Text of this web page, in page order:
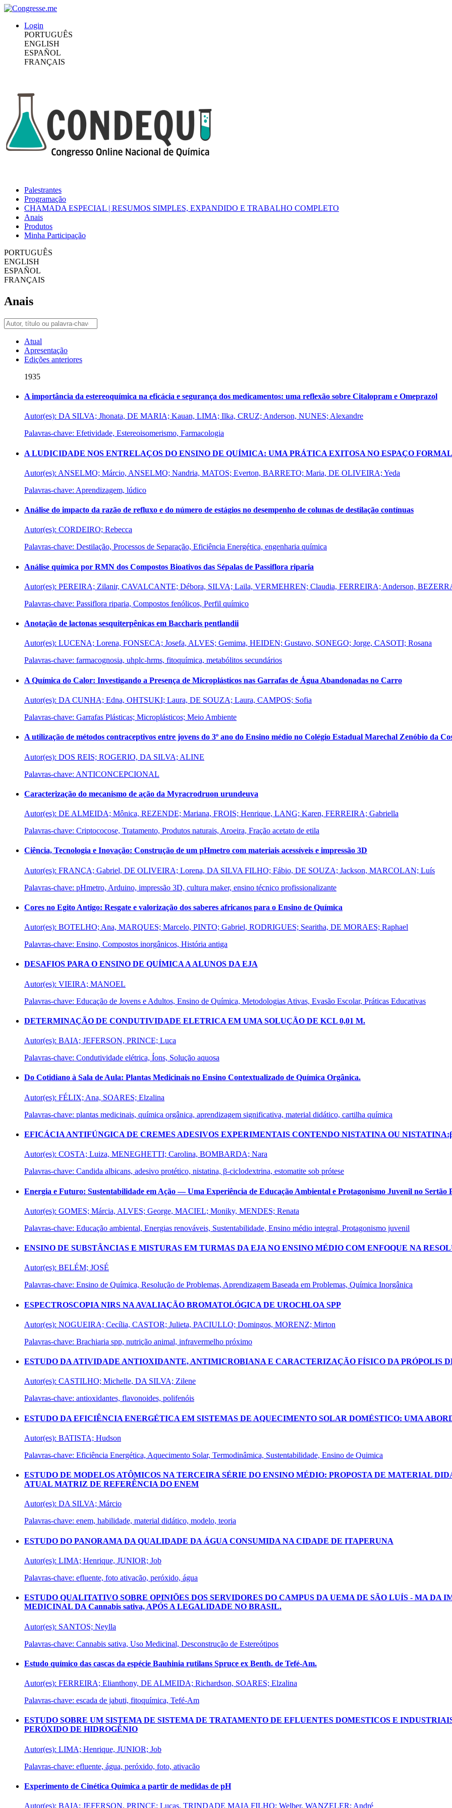
Login
PORTUGUÊS
ENGLISH
ESPAÑOL
FRANÇAIS
Palestrantes
Programação
CHAMADA ESPECIAL | RESUMOS SIMPLES, EXPANDIDO E TRABALHO COMPLETO
Anais
Produtos
Minha Participação
PORTUGUÊS
ENGLISH
ESPAÑOL
FRANÇAIS
Anais
Atual
Apresentação
Edições anteriores
1935
A importância da estereoquímica na eficácia e segurança dos medicamentos: uma reflexão sobre Citalopram e Omeprazol
Autor(es): DA SILVA; Jhonata, DE MARIA; Kauan, LIMA; Ilka, CRUZ; Anderson, NUNES; Alexandre
Palavras-chave: Efetividade, Estereoisomerismo, Farmacologia
A LUDICIDADE NOS ENTRELAÇOS DO ENSINO DE QUÍMICA: UMA PRÁTICA EXITOSA NO ESPAÇO FORMAL
Autor(es): ANSELMO; Márcio, ANSELMO; Nandria, MATOS; Everton, BARRETO; Maria, DE OLIVEIRA; Yeda
Palavras-chave: Aprendizagem, lúdico
Análise do impacto da razão de refluxo e do número de estágios no desempenho de colunas de destilação contínuas
Autor(es): CORDEIRO; Rebecca
Palavras-chave: Destilação, Processos de Separação, Eficiência Energética, engenharia química
Análise química por RMN dos Compostos Bioativos das Sépalas de Passiflora riparia
Autor(es): PEREIRA; Zilanir, CAVALCANTE; Débora, SILVA; Laila, VERMEHREN; Claudia, FERREIRA; Anderson,
Palavras-chave: Passiflora riparia, Compostos fenólicos, Perfil químico
Anotação de lactonas sesquiterpênicas em Baccharis pentlandii
Autor(es): LUCENA; Lorena, FONSECA; Josefa, ALVES; Gemima, HEIDEN; Gustavo, SONEGO; Jorge, CASOTI; Rosana
Palavras-chave: farmacognosia, uhplc-hrms, fitoquímica, metabólitos secundários
A Química do Calor: Investigando a Presença de Microplásticos nas Garrafas de Água Abandonadas no Carro
Autor(es): DA CUNHA; Edna, OHTSUKI; Laura, DE SOUZA; Laura, CAMPOS; Sofia
Palavras-chave: Garrafas Plásticas; Microplásticos; Meio Ambiente
A utilização de métodos contraceptivos entre jovens do 3º ano do Ensino médio no Colégio Estadual Marechal Zenóbio da
Autor(es): DOS REIS; ROGERIO, DA SILVA; ALINE
Palavras-chave: ANTICONCEPCIONAL
Caracterização do mecanismo de ação da Myracrodruon urundeuva
Autor(es): DE ALMEIDA; Mônica, REZENDE; Mariana, FROIS; Henrique, LANG; Karen, FERREIRA; Gabriella
Palavras-chave: Criptococose, Tratamento, Produtos naturais, Aroeira, Fração acetato de etila
Ciência, Tecnologia e Inovação: Construção de um pHmetro com materiais acessíveis e impressão 3D
Autor(es): FRANÇA; Gabriel, DE OLIVEIRA; Lorena, DA SILVA FILHO; Fábio, DE SOUZA; Jackson, MARCOLAN; Luís
Palavras-chave: pHmetro, Arduino, impressão 3D, cultura maker, ensino técnico profissionalizante
Cores no Egito Antigo: Resgate e valorização dos saberes africanos para o Ensino de Química
Autor(es): BOTELHO; Ana, MARQUES; Marcelo, PINTO; Gabriel, RODRIGUES; Searitha, DE MORAES; Raphael
Palavras-chave: Ensino, Compostos inorgânicos, História antiga
DESAFIOS PARA O ENSINO DE QUÍMICA A ALUNOS DA EJA
Autor(es): VIEIRA; MANOEL
Palavras-chave: Educação de Jovens e Adultos, Ensino de Química, Metodologias Ativas, Evasão Escolar, Práticas Educativas
DETERMINAÇÃO DE CONDUTIVIDADE ELETRICA EM UMA SOLUÇÃO DE KCL 0,01 M.
Autor(es): BAIA; JEFERSON, PRINCE; Luca
Palavras-chave: Condutividade elétrica, Íons, Solução aquosa
Do Cotidiano à Sala de Aula: Plantas Medicinais no Ensino Contextualizado de Química Orgânica.
Autor(es): FÉLIX; Ana, SOARES; Elzalina
Palavras-chave: plantas medicinais, química orgânica, aprendizagem significativa, material didático, cartilha química
EFICÁCIA ANTIFÚNGICA DE CREMES ADESIVOS EXPERIMENTAIS CONTENDO NISTATINA OU
Autor(es): COSTA; Luiza, MENEGHETTI; Carolina, BOMBARDA; Nara
Palavras-chave: Candida albicans, adesivo protético, nistatina, β-ciclodextrina, estomatite sob prótese
Energia e Futuro: Sustentabilidade em Ação — Uma Experiência de Educação Ambiental e Protagonismo Juvenil no Sertão
Autor(es): GOMES; Márcia, ALVES; George, MACIEL; Moniky, MENDES; Renata
Palavras-chave: Educação ambiental, Energias renováveis, Sustentabilidade, Ensino médio integral, Protagonismo juvenil
ENSINO DE SUBSTÂNCIAS E MISTURAS EM TURMAS DA EJA NO ENSINO MÉDIO COM ENFOQUE NA
Autor(es): BELÉM; JOSÉ
Palavras-chave: Ensino de Química, Resolução de Problemas, Aprendizagem Baseada em Problemas, Química Inorgânica
ESPECTROSCOPIA NIRS NA AVALIAÇÃO BROMATOLÓGICA DE UROCHLOA SPP
Autor(es): NOGUEIRA; Cecília, CASTOR; Julieta, PACIULLO; Domingos, MORENZ; Mirton
Palavras-chave: Brachiaria spp, nutrição animal, infravermelho próximo
ESTUDO DA ATIVIDADE ANTIOXIDANTE, ANTIMICROBIANA E CARACTERIZAÇÃO FÍSICO DA PRÓPOLIS
Autor(es): CASTILHO; Michelle, DA SILVA; Zilene
Palavras-chave: antioxidantes, flavonoides, polifenóis
ESTUDO DA EFICIÊNCIA ENERGÉTICA EM SISTEMAS DE AQUECIMENTO SOLAR DOMÉSTICO: UMA
Autor(es): BATISTA; Hudson
Palavras-chave: Eficiência Energética, Aquecimento Solar, Termodinâmica, Sustentabilidade, Ensino de Quimica
ESTUDO DE MODELOS ATÔMICOS NA TERCEIRA SÉRIE DO ENSINO MÉDIO: PROPOSTA DE MATERIAL
ATUAL MATRIZ DE REFERÊNCIA DO ENEM
Autor(es): DA SILVA; Márcio
Palavras-chave: enem, habilidade, material didático, modelo, teoria
ESTUDO DO PANORAMA DA QUALIDADE DA ÁGUA CONSUMIDA NA CIDADE DE ITAPERUNA
Autor(es): LIMA; Henrique, JUNIOR; Job
Palavras-chave: efluente, foto ativacão, peróxido, água
ESTUDO QUALITATIVO SOBRE OPINIÕES DOS SERVIDORES DO CAMPUS DA UEMA DE SÃO LUÍS - MA DA
MEDICINAL DA Cannabis sativa, APÓS A LEGALIDADE NO BRASIL.
Autor(es): SANTOS; Neylla
Palavras-chave: Cannabis sativa, Uso Medicinal, Desconstrução de Estereótipos
Estudo químico das cascas da espécie Bauhinia rutilans Spruce ex Benth. de Tefé-Am.
Autor(es): FERREIRA; Elianthony, DE ALMEIDA; Richardson, SOARES; Elzalina
Palavras-chave: escada de jabuti, fitoquímica, Tefé-Am
ESTUDO SOBRE UM SISTEMA DE SISTEMA DE TRATAMENTO DE EFLUENTES DOMESTICOS E
PERÓXIDO DE HIDROGÊNIO
Autor(es): LIMA; Henrique, JUNIOR; Job
Palavras-chave: efluente, água, peróxido, foto, ativacão
Experimento de Cinética Química a partir de medidas de pH
Autor(es): BAIA; JEFERSON, PRINCE; Lucas, TRINDADE MAIA FILHO; Welber, WANZELER; André